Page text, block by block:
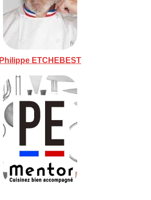
Philippe ETCHEBEST